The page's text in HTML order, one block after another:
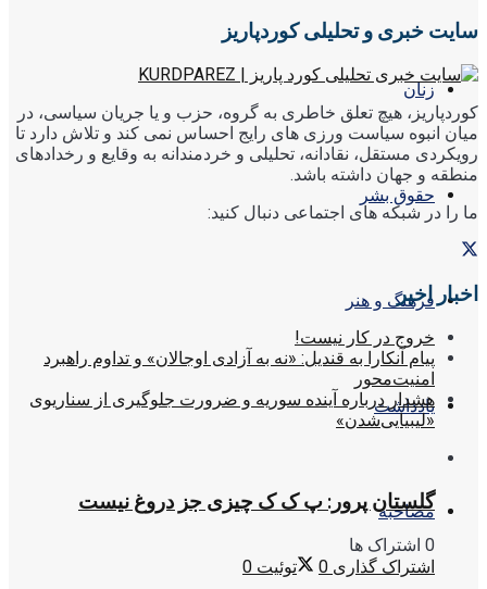
زنان
حقوق بشر
فرهنگ و هنر
یادداشت
مصاحبه
سایت خبری و تحلیلی کوردپاریز
کوردپاریز، هیچ تعلق خاطری به گروه، حزب و یا جریان سیاسی، در
میان انبوه سیاست ورزی های رایج احساس نمی کند و تلاش دارد تا
رویکردی مستقل، نقادانه، تحلیلی و خردمندانه به وقایع و رخدادهای
منطقه و جهان داشته باشد.
ما را در شبکه های اجتماعی دنبال کنید:
اخبار اخیر
خروج در کار نیست!
پیام آنکارا به قندیل: «نه به آزادی اوجالان» و تداوم راهبرد
امنیت‌محور
هشدار درباره آینده سوریه و ضرورت جلوگیری از سناریوی
«لیبیایی‌شدن»
گلستان پرور: پ ک ک چیزی جز دروغ نیست
0 اشتراک ها
اشتراک گذاری 0 توئیت 0